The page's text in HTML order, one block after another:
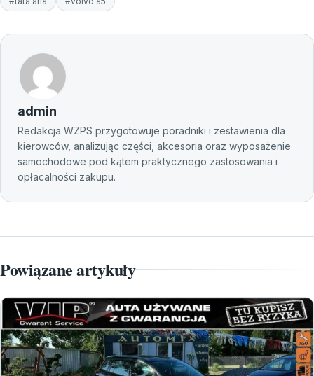
admin
Redakcja WZPS przygotowuje poradniki i zestawienia dla
kierowców, analizując części, akcesoria oraz wyposażenie
samochodowe pod kątem praktycznego zastosowania i
opłacalności zakupu.
Powiązane artykuły